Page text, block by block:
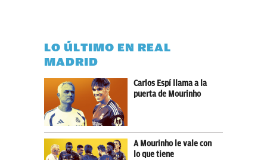
LO ÚLTIMO EN REAL
MADRID
Carlos Espí llama a la
puerta de Mourinho
A Mourinho le vale con
lo que tiene